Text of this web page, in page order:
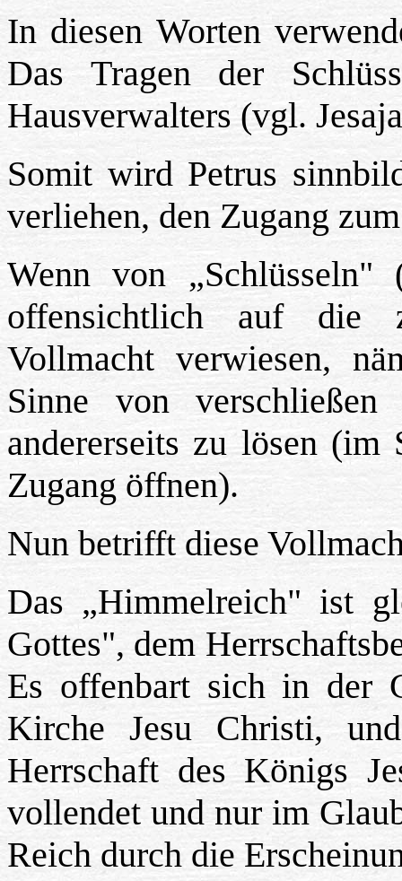
In diesen Worten
Das Tragen der
Hausverwalters (vgl.
Somit wird Petrus
verliehen, den Zugang
Wenn von
offensichtlich auf die
Vollmacht verwiesen,
Sinne von
andererseits zu lösen (im
Zugang öffnen).
Nun betrifft diese
Das „Himmelreich" ist
Gottes", dem
Es offenbart sich in der
Kirche Jesu Christi,
Herrschaft des Königs
vollendet und nur im
Reich durch die